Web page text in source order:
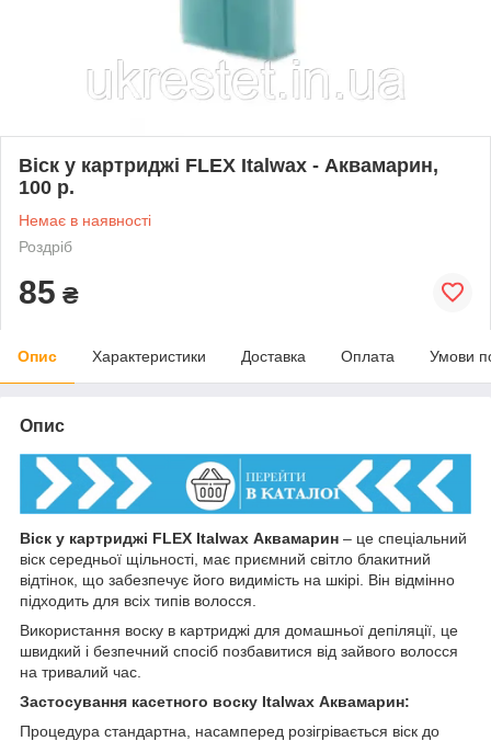
Віск у картриджі FLEX Italwax - Аквамарин,
100 р.
Немає в наявності
Роздріб
85 ₴
Опис Характеристики Доставка Оплата Умови
Опис
Віск у картриджі FLEX Italwax Аквамарин – це спеціальний
віск середньої щільності, має приємний світло блакитний
відтінок, що забезпечує його видимість на шкірі. Він відмінно
підходить для всіх типів волосся.
Використання воску в картриджі для домашньої депіляції, це
швидкий і безпечний спосіб позбавитися від зайвого волосся
на тривалий час.
Застосування касетного воску Italwax Аквамарин:
Процедура стандартна, насамперед розігрівається віск до